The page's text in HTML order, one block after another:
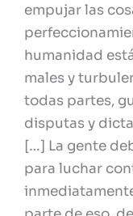
empujar las
humanidad
males y
todas partes,
disputas y
[…] La gente
para luchar